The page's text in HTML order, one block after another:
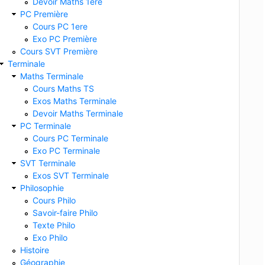
PC Première
Cours PC 1ere
Exo PC Première
Cours SVT Première
Terminale
Maths Terminale
Cours Maths TS
Exos Maths Terminale
Devoir Maths Terminale
PC Terminale
Cours PC Terminale
Exo PC Terminale
SVT Terminale
Exos SVT Terminale
Philosophie
Cours Philo
Savoir-faire Philo
Texte Philo
Exo Philo
Histoire
Géographie